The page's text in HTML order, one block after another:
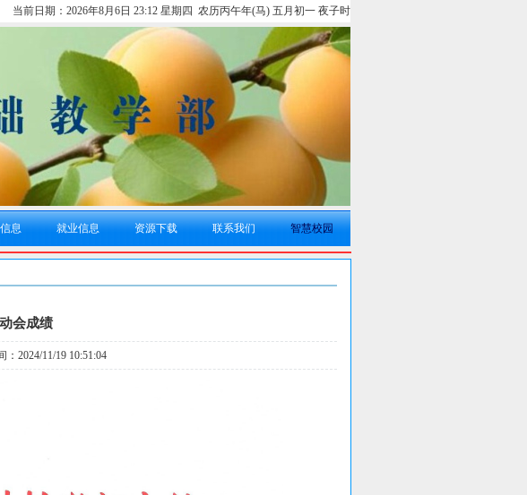
当前日期： 2026年8月6日 23:12 星期四 农历丙午年(马) 五月初一 夜子时
息 就业信息 资源下载 联系我们 智慧校园
会成绩
2024/11/19 10:51:04